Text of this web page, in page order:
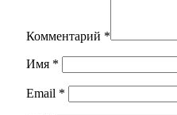
Комментарий *
Имя *
Email *